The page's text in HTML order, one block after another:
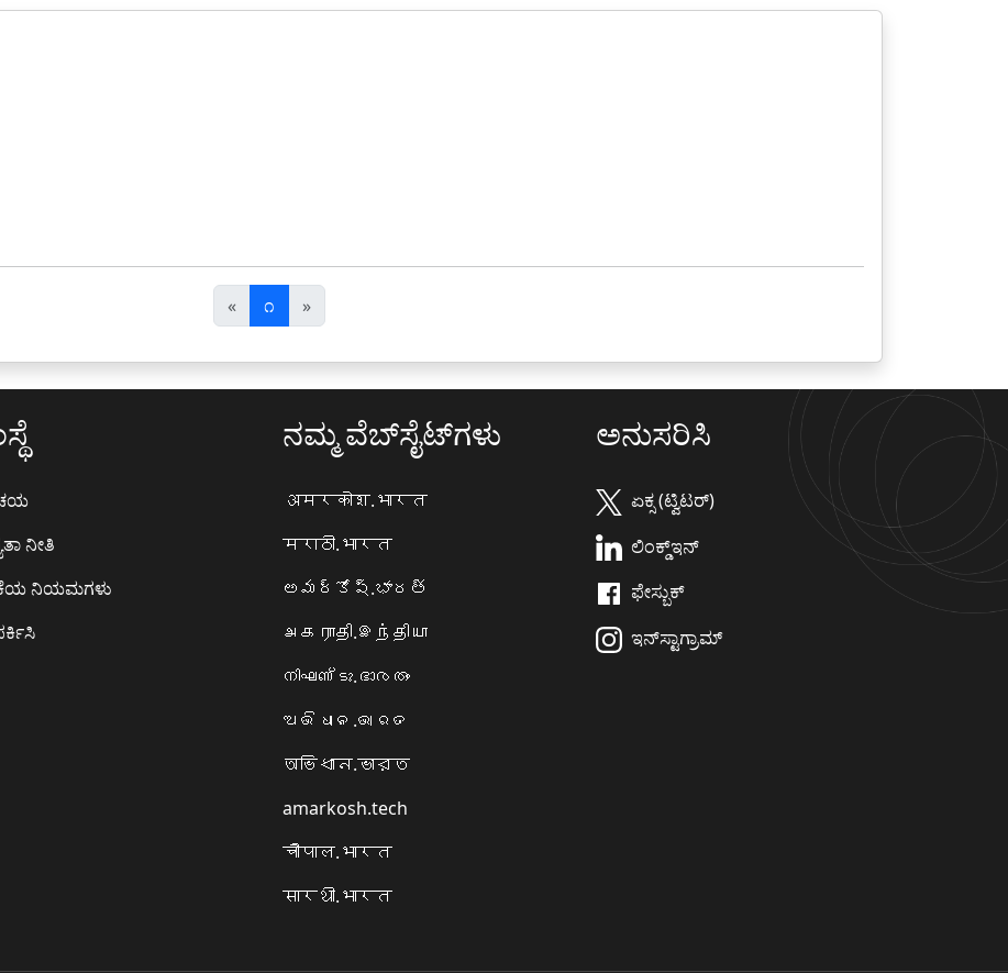
«पि
छ
ला
೧ »अ
ग
ला
ನೀತಿ
ನಿಯಮಗಳು
ನಮ್ಮ ವೆಬ್‌ಸೈಟ್‌ಗಳು
अमरकोश.भारत
मराठी.भारत
అమర్కోష్.భారత్
அகராதி.இந்தியா
നിഘണ്ടു.ഭാരതം
ଅଭିଧାନ.ଭାରତ
অভিধান.ভারত
amarkosh.tech
चौपाल.भारत
सारथी.भारत
ಅನುಸರಿಸಿ
ಏಕ್ಸ (ಟ್ವಿಟರ್)
ಲಿಂಕ್ಡ್‌ಇನ್
ಫೇಸ್ಬುಕ್
ಇನ್‌ಸ್ಟಾಗ್ರಾಮ್